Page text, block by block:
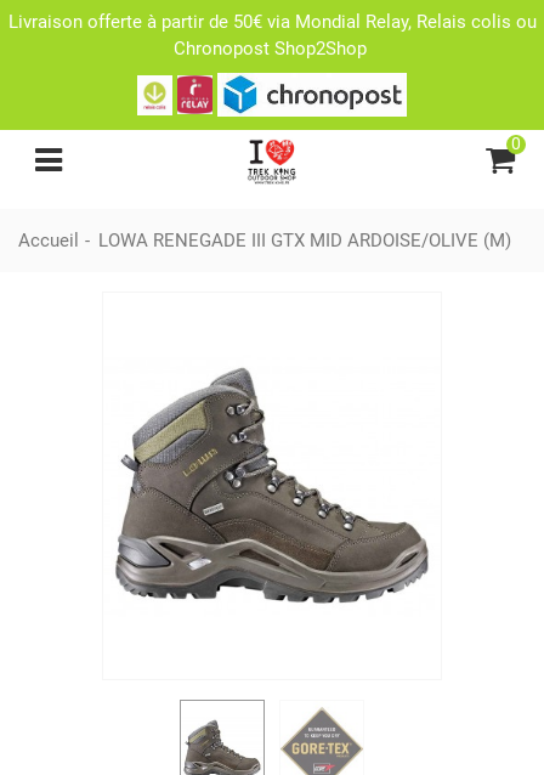
Livraison offerte à partir de 50€ via Mondial Relay, Relais colis ou
Chronopost Shop2Shop
0
Accueil - LOWA RENEGADE III GTX MID ARDOISE/OLIVE (M)